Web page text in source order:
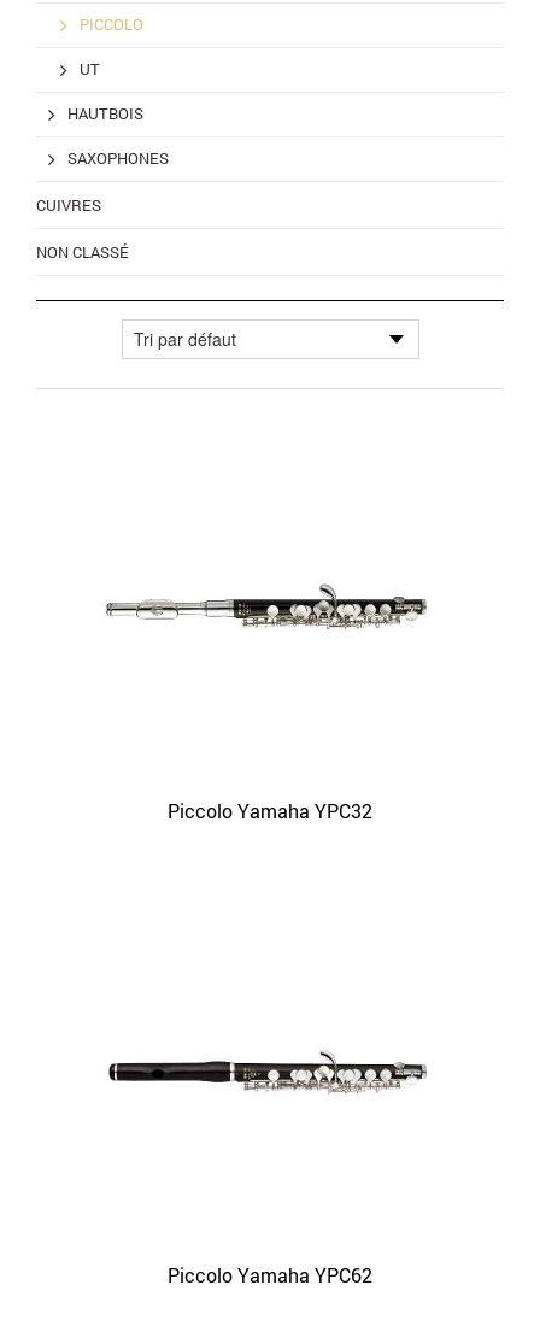
Piccolo Yamaha YPC32
Piccolo Yamaha YPC62
PICCOLO
UT
HAUTBOIS
SAXOPHONES
CUIVRES
NON CLASSÉ